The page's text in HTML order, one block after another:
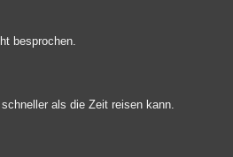
besprochen.
als die Zeit reisen kann.